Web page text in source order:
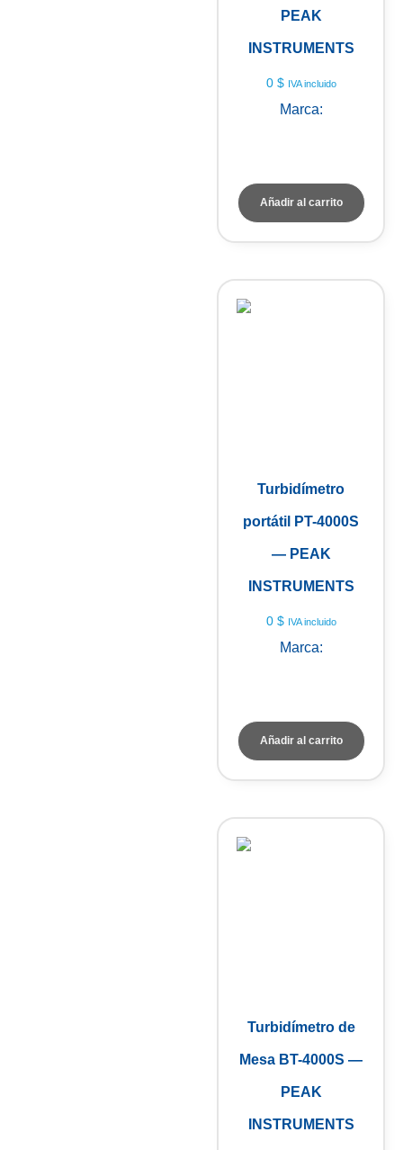
PEAK
INSTRUMENTS
0 $ IVA incluido
Marca:
Añadir al carrito
Turbidímetro
portátil PT-4000S
— PEAK
INSTRUMENTS
0 $ IVA incluido
Marca:
Añadir al carrito
Turbidímetro de
Mesa BT-4000S —
PEAK
INSTRUMENTS